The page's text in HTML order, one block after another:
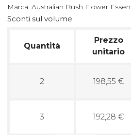
Marca: Australian Bush Flower
Sconti sul volume
Quantità
Prezzo
unitario
2 198,55 €
3 192,28 €